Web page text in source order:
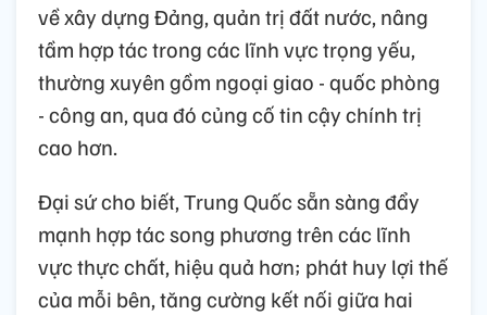
về xây dựng Đảng, quản trị đất nước, nâng
tầm hợp tác trong các lĩnh vực trọng yếu,
thường xuyên gồm ngoại giao - quốc phòng
- công an, qua đó củng cố tin cậy chính trị
cao hơn.
Đại sứ cho biết, Trung Quốc sẵn sàng đẩy
mạnh hợp tác song phương trên các lĩnh
vực thực chất, hiệu quả hơn; phát huy lợi thế
của mỗi bên, tăng cường kết nối giữa hai